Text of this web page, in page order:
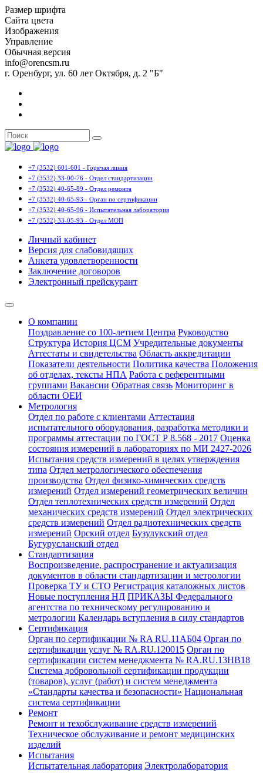
Размер шрифта
Сайта цвета
Изображения
Управление
Обычная версия
info@orencsm.ru
г. Оренбург, ул. 60 лет Октября, д. 2 "Б"
+7 (3532) 601-601 - Горячая линия
+7 (3532) 33-00-76 - Отдел стандартизации
+7 (3532) 40-65-89 - Отдел ремонта
+7 (3532) 40-65-93 - Орган по сертификации
+7 (3532) 40-65-96 - Испытательная лаборатория
+7 (3532) 33-05-93 - Отдел МОП
Личный кабинет
Версия для слабовидящих
Анкета удовлетворенности
Заключение договоров
Электронный прейскурант
О компании
Поздравление со 100-летием Центра Руководство
Структура История ЦСМ Учредительные документы
Аттестаты и свидетельства Область аккредитации
Показатели деятельности Политика качества Положения
об отделах, тексты НПА Работа с референтными
группами Вакансии Обратная связь Мониторинг в
области ОЕИ
Метрология
Отдел по работе с клиентами Аттестация
испытательного оборудования, разработка методики и
программы аттестации по ГОСТ Р 8.568 - 2017 Оценка
состояния измерений в лабораториях по МИ 2427-2026
Испытания средств измерений в целях утверждения
типа Отдел метрологического обеспечения
производства Отдел физико-химических средств
измерений Отдел измерений геометрических величин
Отдел теплотехнических средств измерений Отдел
механических средств измерений Отдел электрических
средств измерений Отдел радиотехнических средств
измерений Орский отдел Бузулукский отдел
Бугурусланский отдел
Стандартизация
Воспроизведение, распространение и актуализация
документов в области стандартизации и метрологии
Проверка ТУ и СТО Регистрация каталожных листов
Новые поступления НД ПРИКАЗЫ Федерального
агентства по техническому регулированию и
метрологии Календарь вступления в силу стандартов
Сертификация
Орган по сертификации № RA RU.11АБ04 Орган по
сертификации услуг № RA.RU.120015 Орган по
сертификации систем менеджмента № RA.RU.13HB18
Система добровольной сертификации продукции
(товаров), услуг (работ) и систем менеджмента
«Стандарты качества и безопасности» Национальная
система сертификации
Ремонт
Ремонт и техобслуживание средств измерений
Техническое обслуживание и ремонт медицинских
изделий
Испытания
Испытательная лаборатория Электролаборатория